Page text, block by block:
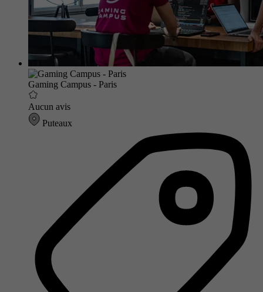
Gaming Campus - Paris
Aucun avis
Puteaux